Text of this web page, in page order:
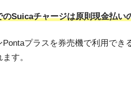
のSuicaチャージは原則現金払い
Pontaプラスを券売機で利用で
す。